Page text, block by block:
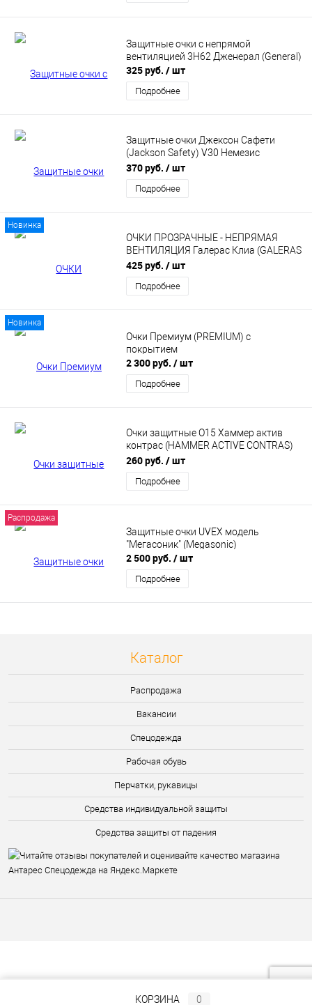
Защитные очки с непрямой
вентиляцией 3Н62 Дженерал (General)
325 руб. / шт
Подробнее
Защитные очки Джексон Сафети
(Jackson Safety) V30 Немезис
(Nemesis) VL с защитой от
запотевания
370 руб. / шт
Подробнее
Новинка
ОЧКИ ПРОЗРАЧНЫЕ - НЕПРЯМАЯ
ВЕНТИЛЯЦИЯ Галерас Клиа (GALERAS
CLEAR)
425 руб. / шт
Подробнее
Новинка
Очки Премиум (PREMIUM) с
покрытием
2 300 руб. / шт
Подробнее
Очки защитные О15 Хаммер актив
контрас (HAMMER ACTIVE CONTRAS)
2-1.2 PC
260 руб. / шт
Подробнее
Распродажа
Защитные очки UVEX модель
"Мегасоник" (Мegasoniс)
2 500 руб. / шт
Подробнее
Каталог
Распродажа
Вакансии
Спецодежда
Рабочая обувь
Перчатки, рукавицы
Средства индивидуальной защиты
Средства защиты от падения
КОРЗИНА 0